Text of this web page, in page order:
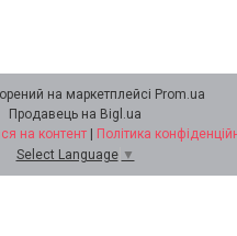
на маркетплейсі Prom.ua
Продавець на Bigl.ua
на контент
Політика
Select Language ▼